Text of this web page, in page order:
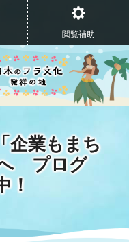
閲覧補助
企業もまち
プログ
！